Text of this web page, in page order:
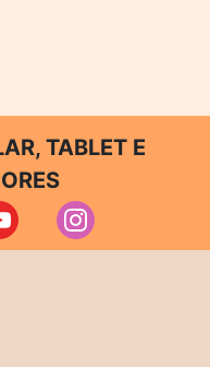
TABLET E